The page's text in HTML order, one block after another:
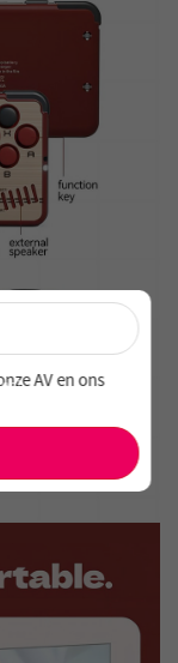
je nu in!
speciale
×
AV enons